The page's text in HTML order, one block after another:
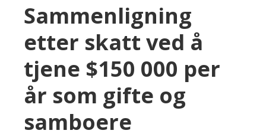
Sammenligning
etter skatt ved å
tjene $150 000 per
år som gifte og
samboere